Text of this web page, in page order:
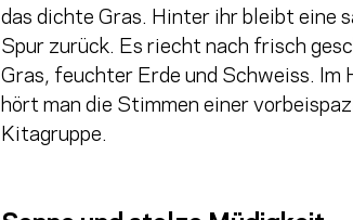
das dichte Gras. Hinter ihr bleibt eine
Spur zurück. Es riecht nach frisch
Gras, feuchter Erde und Schweiss. Im
hört man die Stimmen einer
Kitagruppe.